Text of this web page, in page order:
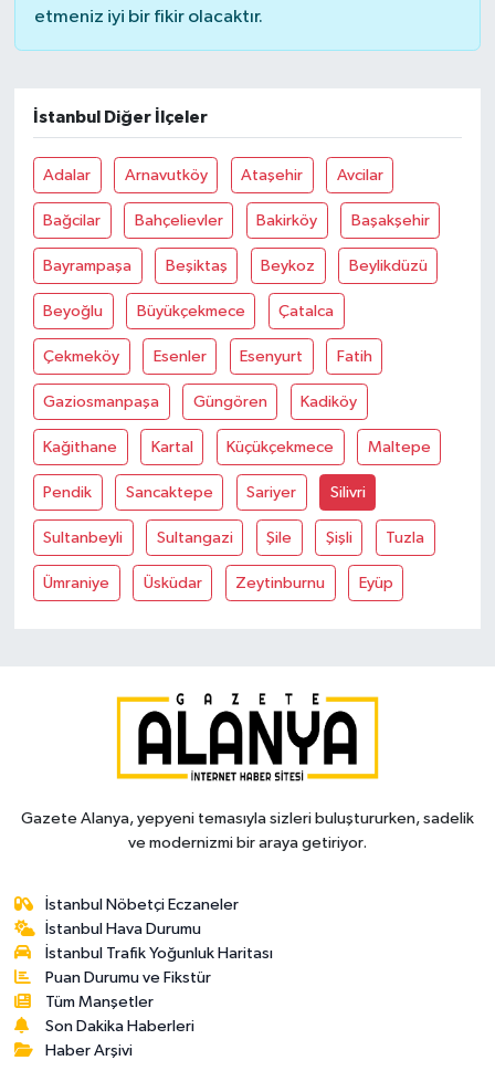
etmeniz iyi bir fikir olacaktır.
İstanbul Diğer İlçeler
Adalar Arnavutköy Ataşehir Avcilar
Bağcilar Bahçelievler Bakirköy Başakşehir
Bayrampaşa Beşiktaş Beykoz Beylikdüzü
Beyoğlu Büyükçekmece Çatalca
Çekmeköy Esenler Esenyurt Fatih
Gaziosmanpaşa Güngören Kadiköy
Kağithane Kartal Küçükçekmece Maltepe
Pendik Sancaktepe Sariyer Silivri
Sultanbeyli Sultangazi Şile Şişli Tuzla
Ümraniye Üsküdar Zeytinburnu Eyüp
Gazete Alanya, yepyeni temasıyla sizleri buluştururken, sadelik
ve modernizmi bir araya getiriyor.
İstanbul Nöbetçi Eczaneler
İstanbul Hava Durumu
İstanbul Trafik Yoğunluk Haritası
Puan Durumu ve Fikstür
Tüm Manşetler
Son Dakika Haberleri
Haber Arşivi